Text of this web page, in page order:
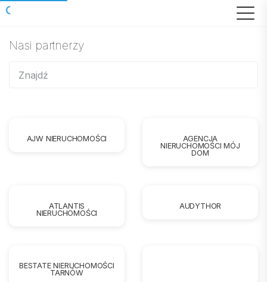
Nasi partnerzy
AJW NIERUCHOMOŚCI
AGENCJA
NIERUCHOMOŚCI MÓJ
DOM
ATLANTIS
NIERUCHOMOŚCI
AUDYTHOR
BESTATE NIERUCHOMOŚCI
TARNÓW